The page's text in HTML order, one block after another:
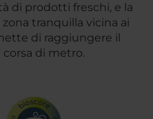
di prodotti freschi, e la
tranquilla vicina ai
di raggiungere il
di metro.